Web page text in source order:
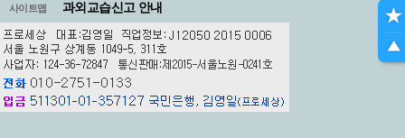
사이트맵
과외교습신고 안내